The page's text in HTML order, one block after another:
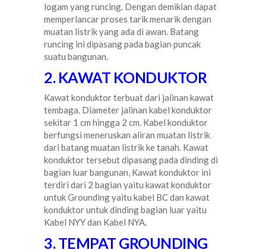
logam yang runcing. Dengan demikian dapat
memperlancar proses tarik menarik dengan
muatan listrik yang ada di awan. Batang
runcing ini dipasang pada bagian puncak
suatu bangunan.
2. KAWAT KONDUKTOR
Kawat konduktor terbuat dari jalinan kawat
tembaga. Diameter jalinan kabel konduktor
sekitar 1 cm hingga 2 cm. Kabel konduktor
berfungsi meneruskan aliran muatan listrik
dari batang muatan listrik ke tanah. Kawat
konduktor tersebut dipasang pada dinding di
bagian luar bangunan, Kawat konduktor ini
terdiri dari 2 bagian yaitu kawat konduktor
untuk Grounding yaitu kabel BC dan kawat
konduktor untuk dinding bagian luar yaitu
Kabel NYY dan Kabel NYA.
3. TEMPAT GROUNDING